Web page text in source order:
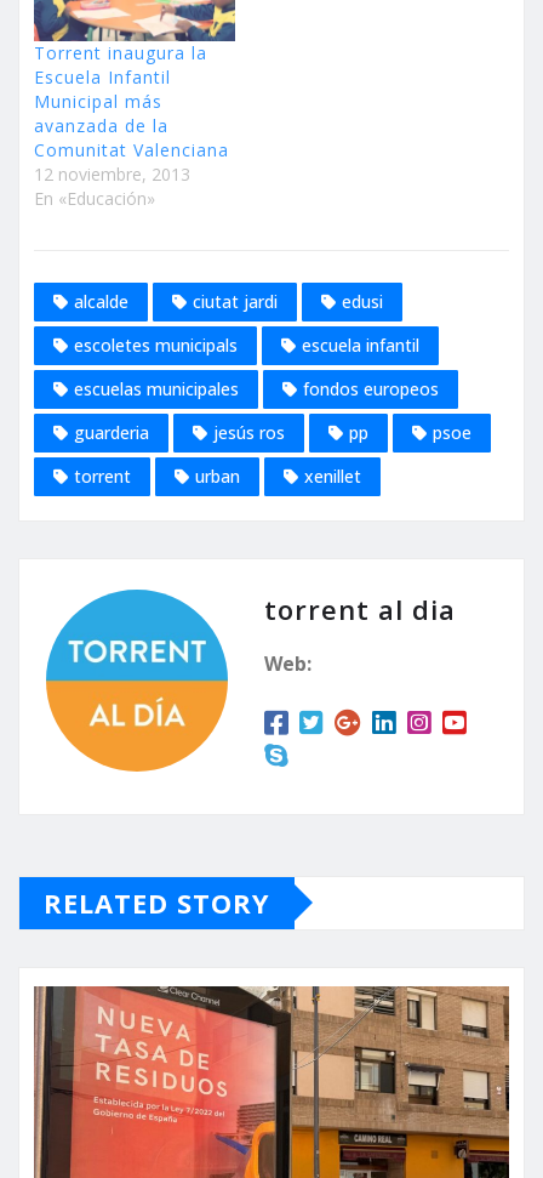
Torrent” “la nueva
concejala de educación
no debe depender…
Torrent inaugura la
Escuela Infantil
Municipal más
avanzada de la
Comunitat Valenciana
12 noviembre, 2013
En «Educación»
alcalde ciutat jardi
edusi
escoletes municipals
escuela infantil
escuelas municipales
fondos europeos
guarderia
jesús ros pp
psoe
torrent
urban xenillet
torrent al dia
Web:
RELATED STORY